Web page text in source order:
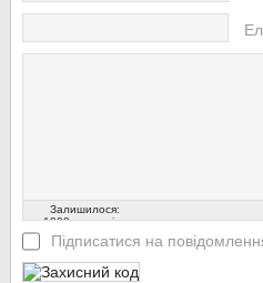
Залишилося:
1000символів
Підписатися на